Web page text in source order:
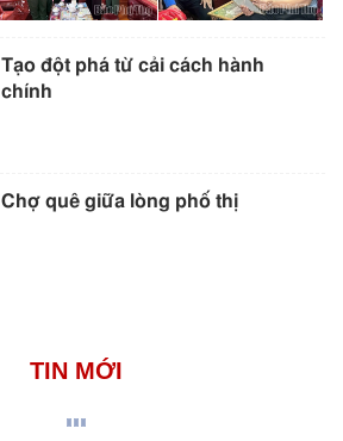
Tạo đột phá từ cải cách hành
chính
Chợ quê giữa lòng phố thị
TIN MỚI